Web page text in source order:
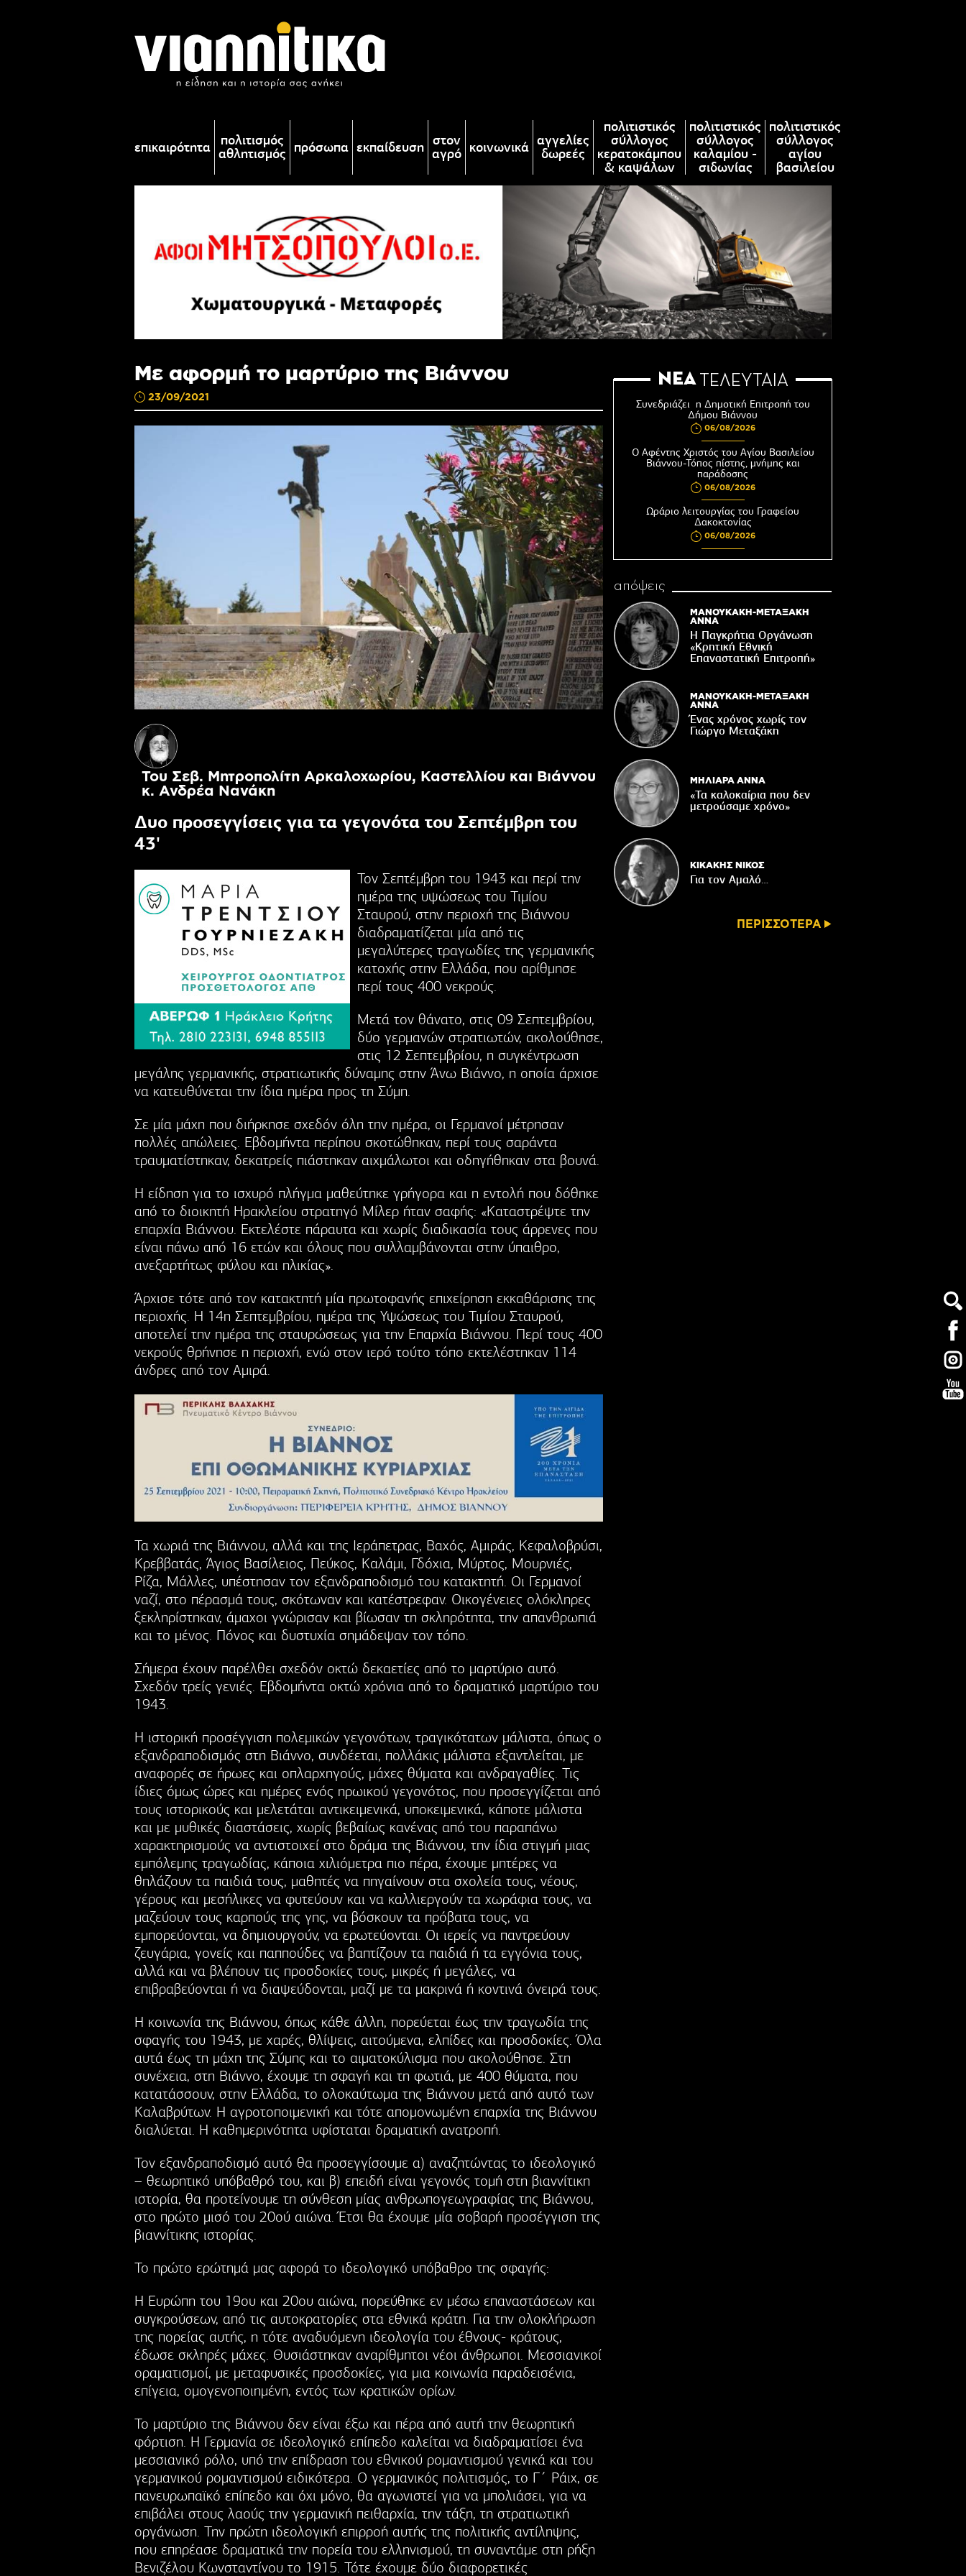
επικαιρότητα πολιτισμός
αθλητισμός πρόσωπα εκπαίδευση στον
αγρό κοινωνικά αγγελίες
δωρεές
πολιτιστικός
σύλλογος
κερατοκάμπου
& καψάλων
πολιτιστικός
σύλλογος
καλαμίου -
σιδωνίας
πολιτιστικός
σύλλογος
αγίου
βασιλείου
Με αφορμή το μαρτύριο της Βιάννου
23/09/2021
Του Σεβ. Μητροπολίτη Αρκαλοχωρίου, Καστελλίου και Βιάννου
κ. Ανδρέα Νανάκη
Δυο προσεγγίσεις για τα γεγονότα του Σεπτέμβρη του
43'
Τον Σεπτέμβρη του 1943 και περί την
ημέρα της υψώσεως του Τιμίου
Σταυρού, στην περιοχή της Βιάννου
διαδραματίζεται μία από τις
μεγαλύτερες τραγωδίες της γερμανικής
κατοχής στην Ελλάδα, που αρίθμησε
περί τους 400 νεκρούς.
Μετά τον θάνατο, στις 09 Σεπτεμβρίου,
δύο γερμανών στρατιωτών, ακολούθησε,
στις 12 Σεπτεμβρίου, η συγκέντρωση
μεγάλης γερμανικής, στρατιωτικής δύναμης στην Άνω Βιάννο, η οποία άρχισε
να κατευθύνεται την ίδια ημέρα προς τη Σύμη.
Σε μία μάχη που διήρκησε σχεδόν όλη την ημέρα, οι Γερμανοί μέτρησαν
πολλές απώλειες. Εβδομήντα περίπου σκοτώθηκαν, περί τους σαράντα
τραυματίστηκαν, δεκατρείς πιάστηκαν αιχμάλωτοι και οδηγήθηκαν στα βουνά.
Η είδηση για το ισχυρό πλήγμα μαθεύτηκε γρήγορα και η εντολή που δόθηκε
από το διοικητή Ηρακλείου στρατηγό Μίλερ ήταν σαφής: «Καταστρέψτε την
επαρχία Βιάννου. Εκτελέστε πάραυτα και χωρίς διαδικασία τους άρρενες που
είναι πάνω από 16 ετών και όλους που συλλαμβάνονται στην ύπαιθρο,
ανεξαρτήτως φύλου και ηλικίας».
Άρχισε τότε από τον κατακτητή μία πρωτοφανής επιχείρηση εκκαθάρισης της
περιοχής. Η 14η Σεπτεμβρίου, ημέρα της Υψώσεως του Τιμίου Σταυρού,
αποτελεί την ημέρα της σταυρώσεως για την Επαρχία Βιάννου. Περί τους 400
νεκρούς θρήνησε η περιοχή, ενώ στον ιερό τούτο τόπο εκτελέστηκαν 114
άνδρες από τον Αμιρά.
Τα χωριά της Βιάννου, αλλά και της Ιεράπετρας, Βαχός, Αμιράς, Κεφαλοβρύσι,
Κρεββατάς, Άγιος Βασίλειος, Πεύκος, Καλάμι, Γδόχια, Μύρτος, Μουρνιές,
Ρίζα, Μάλλες, υπέστησαν τον εξανδραποδισμό του κατακτητή. Οι Γερμανοί
ναζί, στο πέρασμά τους, σκότωναν και κατέστρεφαν. Οικογένειες ολόκληρες
ξεκληρίστηκαν, άμαχοι γνώρισαν και βίωσαν τη σκληρότητα, την απανθρωπιά
και το μένος. Πόνος και δυστυχία σημάδεψαν τον τόπο.
Σήμερα έχουν παρέλθει σχεδόν οκτώ δεκαετίες από το μαρτύριο αυτό.
Σχεδόν τρείς γενιές. Εβδομήντα οκτώ χρόνια από το δραματικό μαρτύριο του
1943.
Η ιστορική προσέγγιση πολεμικών γεγονότων, τραγικότατων μάλιστα, όπως ο
εξανδραποδισμός στη Βιάννο, συνδέεται, πολλάκις μάλιστα εξαντλείται, με
αναφορές σε ήρωες και οπλαρχηγούς, μάχες θύματα και ανδραγαθίες. Τις
ίδιες όμως ώρες και ημέρες ενός ηρωικού γεγονότος, που προσεγγίζεται από
τους ιστορικούς και μελετάται αντικειμενικά, υποκειμενικά, κάποτε μάλιστα
και με μυθικές διαστάσεις, χωρίς βεβαίως κανένας από του παραπάνω
χαρακτηρισμούς να αντιστοιχεί στο δράμα της Βιάννου, την ίδια στιγμή μιας
εμπόλεμης τραγωδίας, κάποια χιλιόμετρα πιο πέρα, έχουμε μητέρες να
θηλάζουν τα παιδιά τους, μαθητές να πηγαίνουν στα σχολεία τους, νέους,
γέρους και μεσήλικες να φυτεύουν και να καλλιεργούν τα χωράφια τους, να
μαζεύουν τους καρπούς της γης, να βόσκουν τα πρόβατα τους, να
εμπορεύονται, να δημιουργούν, να ερωτεύονται. Οι ιερείς να παντρεύουν
ζευγάρια, γονείς και παππούδες να βαπτίζουν τα παιδιά ή τα εγγόνια τους,
αλλά και να βλέπουν τις προσδοκίες τους, μικρές ή μεγάλες, να
επιβραβεύονται ή να διαψεύδονται, μαζί με τα μακρινά ή κοντινά όνειρά τους.
Η κοινωνία της Βιάννου, όπως κάθε άλλη, πορεύεται έως την τραγωδία της
σφαγής του 1943, με χαρές, θλίψεις, αιτούμενα, ελπίδες και προσδοκίες. Όλα
αυτά έως τη μάχη της Σύμης και το αιματοκύλισμα που ακολούθησε. Στη
συνέχεια, στη Βιάννο, έχουμε τη σφαγή και τη φωτιά, με 400 θύματα, που
κατατάσσουν, στην Ελλάδα, το ολοκαύτωμα της Βιάννου μετά από αυτό των
Καλαβρύτων. Η αγροτοποιμενική και τότε απομονωμένη επαρχία της Βιάννου
διαλύεται. Η καθημερινότητα υφίσταται δραματική ανατροπή.
Τον εξανδραποδισμό αυτό θα προσεγγίσουμε α) αναζητώντας το ιδεολογικό
– θεωρητικό υπόβαθρό του, και β) επειδή είναι γεγονός τομή στη βιαννίτικη
ιστορία, θα προτείνουμε τη σύνθεση μίας ανθρωπογεωγραφίας της Βιάννου,
στο πρώτο μισό του 20ού αιώνα. Έτσι θα έχουμε μία σοβαρή προσέγγιση της
βιαννίτικης ιστορίας.
Το πρώτο ερώτημά μας αφορά το ιδεολογικό υπόβαθρο της σφαγής:
Η Ευρώπη του 19ου και 20ου αιώνα, πορεύθηκε εν μέσω επαναστάσεων και
συγκρούσεων, από τις αυτοκρατορίες στα εθνικά κράτη. Για την ολοκλήρωση
της πορείας αυτής, η τότε αναδυόμενη ιδεολογία του έθνους- κράτους,
έδωσε σκληρές μάχες. Θυσιάστηκαν αναρίθμητοι νέοι άνθρωποι. Μεσσιανικοί
οραματισμοί, με μεταφυσικές προσδοκίες, για μια κοινωνία παραδεισένια,
επίγεια, ομογενοποιημένη, εντός των κρατικών ορίων.
Το μαρτύριο της Βιάννου δεν είναι έξω και πέρα από αυτή την θεωρητική
φόρτιση. Η Γερμανία σε ιδεολογικό επίπεδο καλείται να διαδραματίσει ένα
μεσσιανικό ρόλο, υπό την επίδραση του εθνικού ρομαντισμού γενικά και του
γερμανικού ρομαντισμού ειδικότερα. Ο γερμανικός πολιτισμός, το Γ΄ Ράιχ, σε
πανευρωπαϊκό επίπεδο και όχι μόνο, θα αγωνιστεί για να μπολιάσει, για να
επιβάλει στους λαούς την γερμανική πειθαρχία, την τάξη, τη στρατιωτική
οργάνωση. Την πρώτη ιδεολογική επιρροή αυτής της πολιτικής αντίληψης,
που επηρέασε δραματικά την πορεία του ελληνισμού, τη συναντάμε στη ρήξη
Βενιζέλου Κωνσταντίνου το 1915. Τότε έχουμε δύο διαφορετικές
ΝΕΑ ΤΕΛΕΥΤΑΙΑ
Συνεδριάζει η Δημοτική Επιτροπή του
Δήμου Βιάννου
06/08/2026
Ο Αφέντης Χριστός του Αγίου Βασιλείου
Βιάννου-Τόπος πίστης, μνήμης και
παράδοσης
06/08/2026
Ωράριο λειτουργίας του Γραφείου
Δακοκτονίας
06/08/2026
Η 8η Γιορτή Μπανάνας στην Άρβη με τη
Νέος μετεωρολογικός σταθμός στον
οικισμό του Συκολόγου
05/08/2026
Κορυφώνονται οι «Τέχνες του Νότου»
Γιορτάζει ο Ιερός Ναός του Αφέντη Χριστού
στο Βαχό
04/08/2026
απόψεις
ΜΑΝΟΥΚΑΚΗ-ΜΕΤΑΞΑΚΗ
ΑΝΝΑ
Η Παγκρήτια Οργάνωση
«Κρητική Εθνική
Επαναστατική Eπιτροπή»
ΜΑΝΟΥΚΑΚΗ-ΜΕΤΑΞΑΚΗ
ΑΝΝΑ
Ένας χρόνος χωρίς τον
Γιώργο Μεταξάκη
ΜΗΛΙΑΡΑ ΑΝΝΑ
«Τα καλοκαίρια που δεν
μετρούσαμε χρόνο»
ΚΙΚΑΚΗΣ ΝΙΚΟΣ
Για τον Αμαλό…
ΠΕΡΙΣΣΟΤΕΡΑ